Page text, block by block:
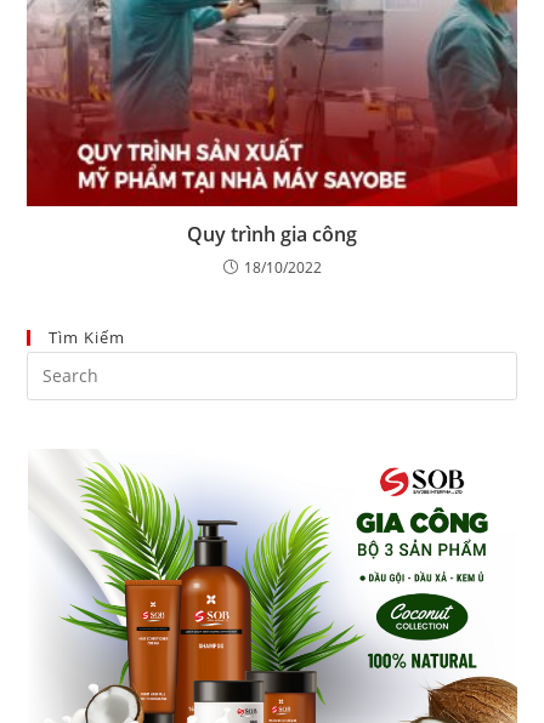
Quy trình gia công
18/10/2022
Tìm Kiếm